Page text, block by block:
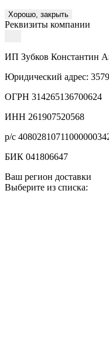
Хорошо, закрыть
Реквизиты компании
ИП Зубков Константин
Юридический адрес:
ОГРН 314265136700624
ИНН 261907520568
р/с
БИК 041806647
Ваш регион доставки
Выберите из списка: